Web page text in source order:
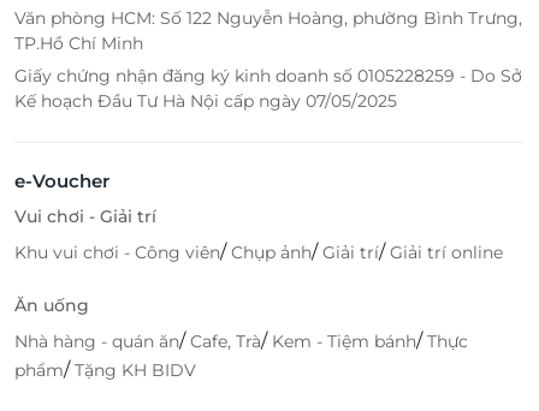
Văn phòng HCM: Số 122 Nguyễn Hoàng, phường Bình Trưng,
TP.Hồ Chí Minh
Giấy chứng nhận đăng ký kinh doanh số 0105228259 - Do Sở
Kế hoạch Đầu Tư Hà Nội cấp ngày 07/05/2025
e-Voucher
Vui chơi - Giải trí
Khu vui chơi - Công viên/Chụp ảnh/Giải trí/Giải trí online
Ăn uống
Nhà hàng - quán ăn/Cafe, Trà/ Kem - Tiệm bánh/Thực
phẩm/Tặng KH BIDV